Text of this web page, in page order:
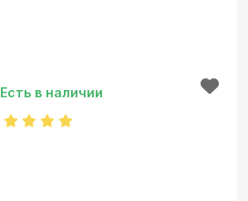
Есть в наличии